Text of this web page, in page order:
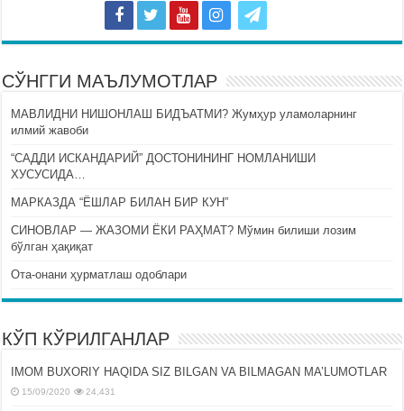
СЎНГГИ МАЪЛУМОТЛАР
МАВЛИДНИ НИШОНЛАШ БИДЪАТМИ? Жумҳур уламоларнинг
илмий жавоби
“САДДИ ИСКАНДАРИЙ” ДОСТОНИНИНГ НОМЛАНИШИ
ХУСУСИДА…
МАРКАЗДА “ЁШЛАР БИЛАН БИР КУН”
СИНОВЛАР — ЖАЗОМИ ЁКИ РАҲМАТ? Мўмин билиши лозим
бўлган ҳақиқат
Ота-онани ҳурматлаш одоблари
КЎП КЎРИЛГАНЛАР
IMOM BUXORIY HAQIDA SIZ BILGAN VA BILMAGAN MA’LUMOTLAR
15/09/2020 24,431